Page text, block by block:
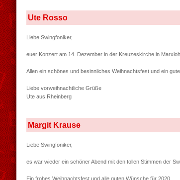
Ute Rosso
Liebe Swingfoniker,
euer Konzert am 14. Dezember in der Kreuzeskirche in
Allen ein schönes und besinnliches Weihnachtsfest und ein
Liebe vorweihnachtliche Grüße
Ute aus Rheinberg
Margit Krause
Liebe Swingfoniker,
es war wieder ein schöner Abend mit den tollen Stimmen der
Ein frohes Weihnachtsfest und alle guten Wünsche für 2020.